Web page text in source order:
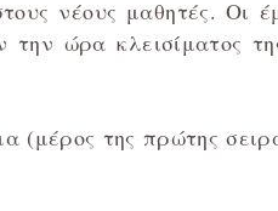
νέους μαθητές. Οι
ώρα κλεισίματος
(μέρος της πρώτης